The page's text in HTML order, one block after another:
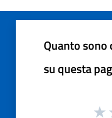
Quanto
su questa